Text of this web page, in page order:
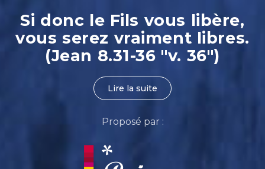
Si donc le Fils vous libère,
vous serez vraiment libres.
(Jean 8.31-36 "v. 36")
Lire la suite
Proposé par :